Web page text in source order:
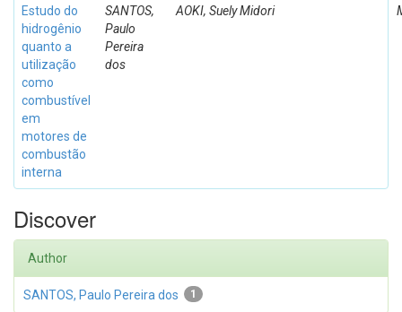
Estudo do
hidrogênio
quanto a
utilização
como
combustível
em
motores de
combustão
interna
SANTOS,
Paulo
Pereira
dos
AOKI, Suely Midori
Discover
Author
1
SANTOS, Paulo Pereira dos